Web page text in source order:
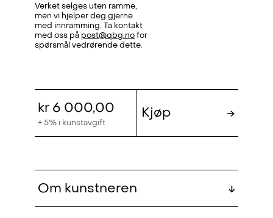
Verket selges uten ramme,
men vi hjelper deg gjerne
med innramming. Ta kontakt
med oss på post@qbg.nofor
spørsmål vedrørende dette.
kr 6 000,00
+ 5% i kunstavgift
Kjøp →
Om kunstneren ↓